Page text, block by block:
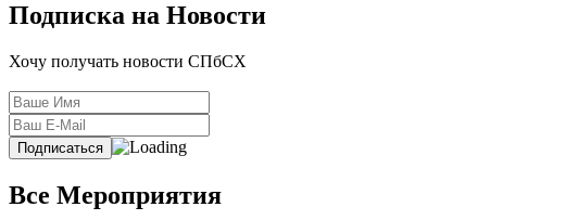
Подписка на Новости
Хочу получать новости СПбСХ
Все Мероприятия